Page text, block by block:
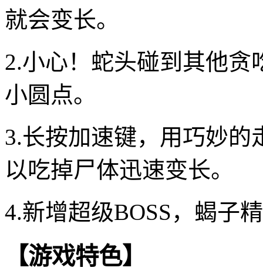
就会变长。
2.小心！蛇头碰到其他
小圆点。
3.长按加速键，用巧妙
以吃掉尸体迅速变长。
4.新增超级BOSS，蝎子
【游戏特色】